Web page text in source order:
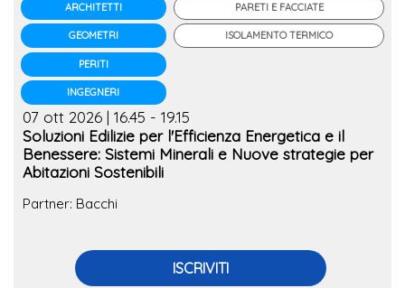
ARCHITETTI
GEOMETRI
PERITI
INGEGNERI
PARETI E FACCIATE
ISOLAMENTO TERMICO
07 ott 2026 | 16.45 - 19.15
Soluzioni Edilizie per l'Efficienza Energetica e il
Benessere: Sistemi Minerali e Nuove strategie per
Abitazioni Sostenibili
Partner: Bacchi
ISCRIVITI